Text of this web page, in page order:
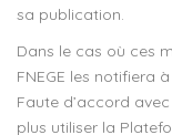
sa publication.
Dans le cas où ces
FNEGE les notifiera
Faute d’accord
plus utiliser la